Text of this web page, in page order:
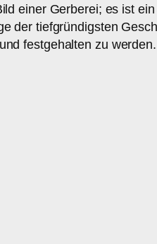
einer Gerberei; es ist
der tiefgründigsten
festgehalten zu werden.